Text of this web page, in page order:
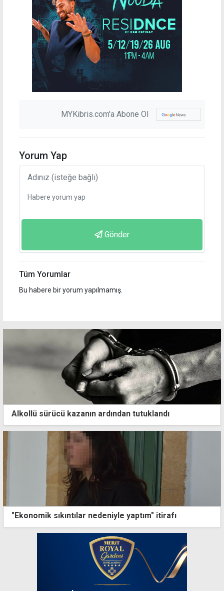
MYKibris.com'a Abone Ol
Yorum Yap
Gönder
Tüm Yorumlar
Bu habere bir yorum yapılmamış.
Alkollü sürücü kazanın ardından tutuklandı
"Ekonomik sıkıntılar nedeniyle yaptım" itirafı